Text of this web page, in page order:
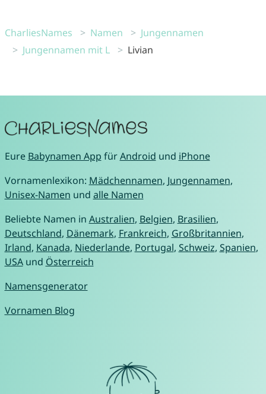
CharliesNames Namen
Jungennamen
Jungennamen mit L
Livian
Eure Babynamen App fürAndroid und iPhone
Vornamenlexikon: Mädchennamen, Jungennamen,
Unisex-Namen und alle Namen
Beliebte Namen in Australien, Belgien, Brasilien,
Deutschland, Dänemark, Frankreich, Großbritannien,
Irland, Kanada, Niederlande, Portugal, Schweiz, Spanien,
USAund Österreich
Namensgenerator
Vornamen Blog